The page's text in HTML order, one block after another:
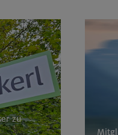
München
zu